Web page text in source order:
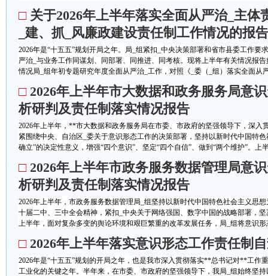
□ 关于2026年上半年落实全面从严治_主体
_建、抓_风廉政建设责任制工作情况的报告
2026年是“十五五”规划开局之年。局_组紧扣_中央决策部署和省市县委工作要
严治_与业务工作同谋划、同部署、同推进、同考核。现将上半年有关情况报
情况局_组年初专题研究年度全面从严治_工作，对照《_委（_组）落实全面从
□ 2026年上半年市大数据和政务服务局意
析研判及责任制落实情况报告
2026年上半年，**市大数据和政务服务局在市委、市政府的坚强领导下，深入
紧围绕中央、自治区_委关于意识形态工作的决策部署，坚持以新时代中国特
确立”的决定性意义，增强“四个意识”、坚定“四个自信”、做到“两个维护”。上
□ 2026年上半年市政务服务数据管理局意
析研判及责任制落实情况报告
2026年上半年，市政务服务数据管理局_组坚持以新时代中国特色社会主义思
十届二中、三中全会精神，紧扣_中央关于网络强国、数字中国的战略部署，
上半年，面对复杂多变的舆论环境和艰巨繁重的改革发展任务，局_组将意识形
□ 2026年上半年落实意识形态工作责任制
2026年是“十五五”规划的开局之年，也是我市深入贯彻落实**总书记对**工作
工业化的关键之年。半年来，在市委、市政府的坚强领导下，我局_组始终坚